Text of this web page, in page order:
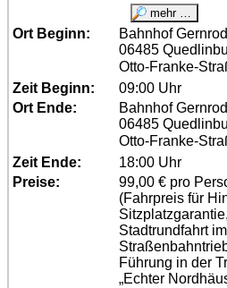
Ort Beginn:
Bahnhof
06485
Otto-Franke-
Zeit Beginn:
09:00 Uhr
Ort Ende:
Bahnhof
06485
Otto-Franke-
Zeit Ende:
18:00 Uhr
Preise:
99,00 € pro
(Fahrpreis für
Stadtrundfahrt
Führung in der
„Echter